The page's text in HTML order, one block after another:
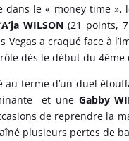
dans le « money time
A’ja WILSON(21 points,
Vegas a craqué face à
dès le début du 4ème
au terme d’un duel
et une Gabby
de reprendre la
plusieurs pertes de